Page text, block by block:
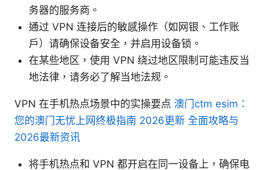
务器的服务商。
通过 VPN 连接后的敏感操作（如网银、工作账
户）请确保设备安全，并启用设备锁。
在某些地区，使用 VPN 绕过地区限制可能违反当
地法律，请务必了解当地法规。
VPN 在手机热点场景中的实操要点 澳门ctm esim：
您的澳门无忧上网终极指南 2026更新 全面攻略与
2026最新资讯
将手机热点和 VPN 都开启在同一设备上，确保电